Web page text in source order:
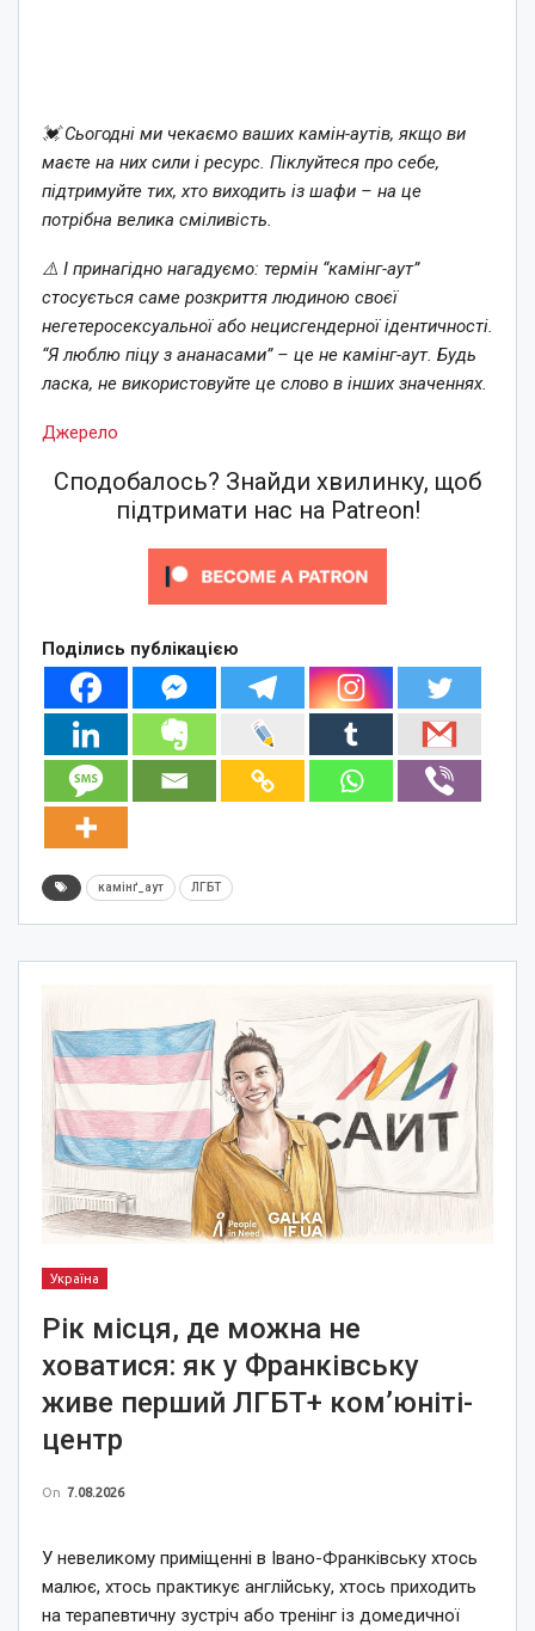
💓 Сьогодні ми чекаємо ваших камін-аутів, якщо ви
маєте на них сили і ресурс. Піклуйтеся про себе,
підтримуйте тих, хто виходить із шафи – на це
потрібна велика сміливість.
⚠️ І принагідно нагадуємо: термін “камінг-аут”
стосується саме розкриття людиною своєї
негетеросексуальної або нецисгендерної ідентичності.
“Я люблю піцу з ананасами” – це не камінг-аут. Будь
ласка, не використовуйте це слово в інших значеннях.
Джерело
Сподобалось? Знайди хвилинку, щоб
підтримати нас на Patreon!
Поділись публікацією
камінґ_аут ЛГБТ
Україна
Рік місця, де можна не
ховатися: як у Франківську
живе перший ЛГБТ+ ком’юніті-
центр
On 7.08.2026
У невеликому приміщенні в Івано-Франківську хтось
малює, хтось практикує англійську, хтось приходить
на терапевтичну зустріч або тренінг із домедичної